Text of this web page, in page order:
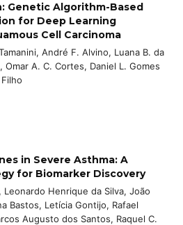
Genetic Algorithm-Based
for Deep Learning
Cell Carcinoma
André F. Alvino, Luana B. da
Omar A. C. Cortes, Daniel L. Gomes
in Severe Asthma: A
for Biomarker Discovery
Henrique da Silva, João
Bastos, Letícia Gontijo, Rafael
Augusto dos Santos, Raquel C.